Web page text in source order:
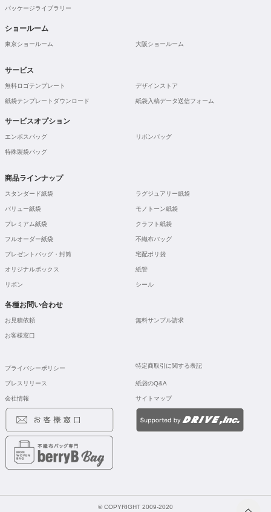
パッケージライブラリー
ショールーム
東京ショールーム 大阪ショールーム
サービス
無料ロゴテンプレート デザインストア
紙袋テンプレートダウンロード 紙袋入稿データ送信フォーム
サービスオプション
エンボスバッグ リボンバッグ
特殊製袋バッグ
商品ラインナップ
スタンダード紙袋 ラグジュアリー紙袋
バリュー紙袋 モノトーン紙袋
プレミアム紙袋 クラフト紙袋
フルオーダー紙袋 不織布バッグ
プレゼントバッグ・封筒 宅配ポリ袋
オリジナルボックス 紙管
リボン シール
各種お問い合わせ
お見積依頼 無料サンプル請求
お客様窓口
プライバシーポリシー 特定商取引に関する表記
プレスリリース 紙袋のQ&A
会社情報 サイトマップ
© COPYRIGHT 2009-2020